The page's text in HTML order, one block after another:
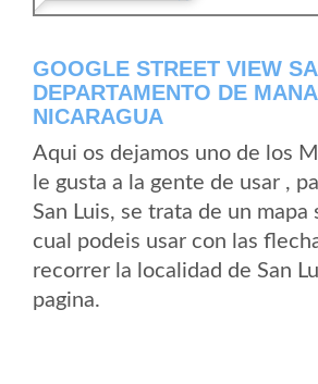
GOOGLE STREET VIEW
DEPARTAMENTO DE
NICARAGUA
Aqui os dejamos uno de los
le gusta a la gente de usar ,
San Luis, se trata de un mapa
cual podeis usar con las
recorrer la localidad de San
pagina.